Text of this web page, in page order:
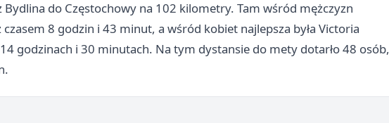
Bydlina do Częstochowy na 102 kilometry. Tam wśród mężczyzn
czasem 8 godzin i 43 minut, a wśród kobiet najlepsza była Victoria
godzinach i 30 minutach. Na tym dystansie do mety dotarło 48 osób,